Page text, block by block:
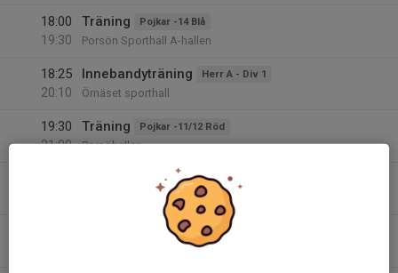
18:00
19:30
Träning Pojkar -14 Blå
Porsön Sporthall A-hallen
18:25
20:10
Innebandyträning Herr A - Div 1
Örnäset sporthall
19:30
21:00
Träning Pojkar -11/12 Röd
Porsöhallen
Innebandyträning Herr Akademin - JAS/Div 2
Örnäset sporthall
Innebandyträning Herr Akademin - JAS/Div 2